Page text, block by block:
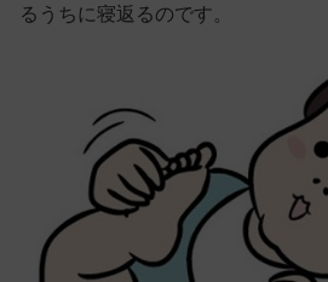
るうちに寝返るのです。